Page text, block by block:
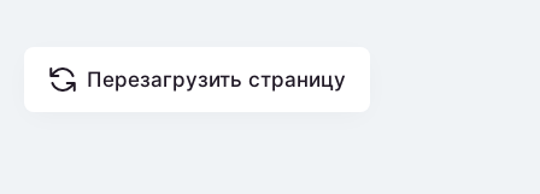
Перезагрузить страницу